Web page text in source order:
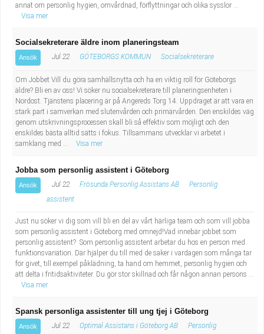
annat om personlig hygien, omvårdnad, förflyttningar och olika sysslor ...
Visa mer
Socialsekreterare äldre inom planeringsteam
Ansök Jul 22 GÖTEBORGS KOMMUN Socialsekreterare
Om Jobbet Vill du göra samhällsnytta och ha en viktig roll för Göteborgs
äldre? Bli en av oss! Vi söker nu socialsekreterare till planeringsenheten i
Nordost. Tjänstens placering är på Angereds Torg 14. Uppdraget är att vara en
stark part i samverkan med slutenvården och primärvården. Den enskildes väg
genom utskrivningsprocessen skall bli så effektiv som möjligt och den
enskildes bästa alltid sätts i fokus. Tillsammans utvecklar vi arbetet i
samklang med ...
Visa mer
Jobba som personlig assistent i Göteborg
Ansök Jul 22 Frösunda Personlig Assistans AB
Personlig
assistent
Just nu söker vi dig som vill bli en del av vårt härliga team och som vill jobba
som personlig assistent i Göteborg med omnejd!Vad innebär jobbet som
personlig assistent? Som personlig assistent arbetar du hos en person med
funktionsvariation. Där hjälper du till med de saker i vardagen som många tar
för givet, till exempel påklädning, ta hand om hemmet, personlig hygien och
att delta i fritidsaktiviteter. Du gör stor skillnad och får någon annan persons ...
Visa mer
Spansk personliga assistenter till ung tjej i Göteborg
Ansök Jul 22 Optimal Assistans i Göteborg AB Personlig